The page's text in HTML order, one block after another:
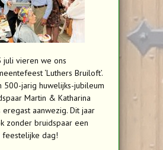
juli vieren we ons
‘Luthers Bruiloft’.
500-jarig huwelijks-jubileum
Martin & Katharina
aanwezig. Dit jaar
zonder bruidspaar een
dag!